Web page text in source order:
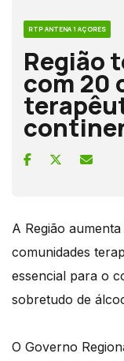
RTP ANTENA 1 AÇORES
Região
com 20
A Região
comunidades
essencial para o
sobretudo de
O Governo